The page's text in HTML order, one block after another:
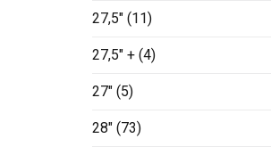
27,5" (11)
27,5" + (4)
27" (5)
28" (73)